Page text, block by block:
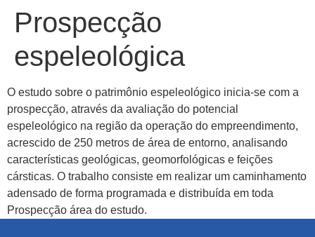
Prospecção
espeleológica
O estudo sobre o patrimônio espeleológico inicia-se com a
prospecção, através da avaliação do potencial
espeleológico na região da operação do empreendimento,
acrescido de 250 metros de área de entorno, analisando
características geológicas, geomorfológicas e feições
cársticas. O trabalho consiste em realizar um caminhamento
adensado de forma programada e distribuída em toda
Prospecção área do estudo.